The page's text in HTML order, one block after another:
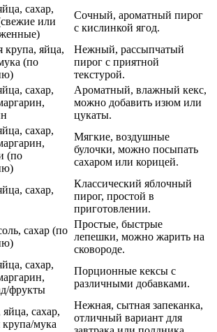
сахар,
или
Сочный, ароматный пирог
с кислинкой ягод.
крупа, яйца,
(по
Нежный, рассыпчатый
пирог с приятной
текстурой.
сахар,
Ароматный, влажный кекс,
можно добавить изюм или
цукаты.
сахар,
(по
Мягкие, воздушные
булочки, можно посыпать
сахаром или корицей.
сахар,
Классический яблочный
пирог, простой в
приготовлении.
сахар (по
Простые, быстрые
лепешки, можно жарить на
сковороде.
сахар,
фрукты
Порционные кексы с
различными добавками.
яйца, сахар,
мука
Нежная, сытная запеканка,
отличный вариант для